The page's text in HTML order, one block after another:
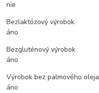
nie
Bezlaktózový výrobok
áno
Bezgluténový výrobok
áno
Výrobok bez palmového oleja
áno